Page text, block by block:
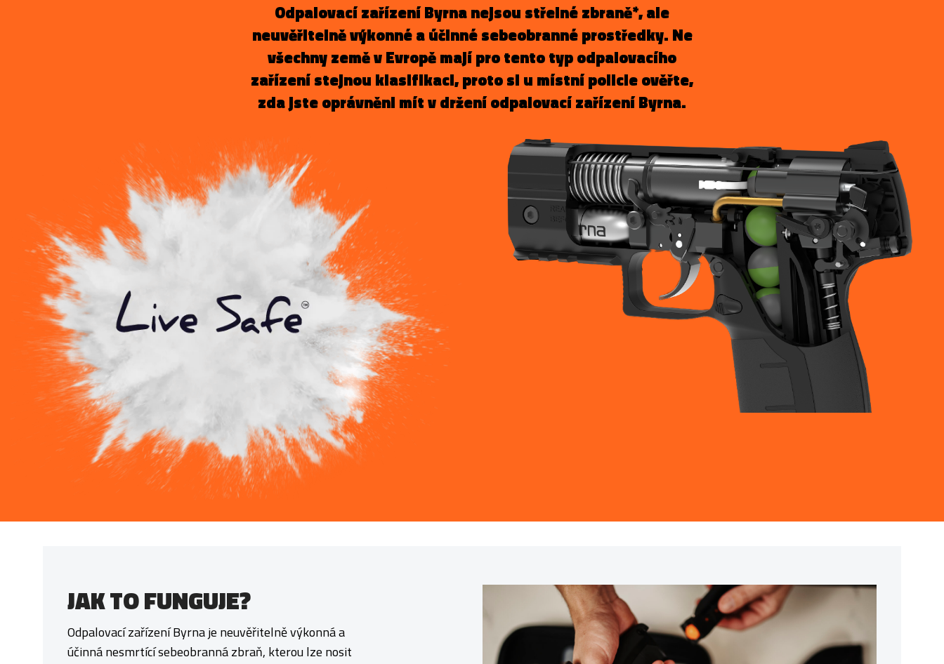
Odpalovací zařízení Byrna nejsou střelné zbraně*, ale
neuvěřitelně výkonné a účinné sebeobranné prostředky. Ne
všechny země v Evropě mají pro tento typ odpalovacího
zařízení stejnou klasifikaci, proto si u místní policie ověřte,
zda jste oprávněni mít v držení odpalovací zařízení Byrna.
JAK TO FUNGUJE?
Odpalovací zařízení Byrna je neuvěřitelně výkonná a
účinná nesmrtící sebeobranná zbraň, kterou lze nosit